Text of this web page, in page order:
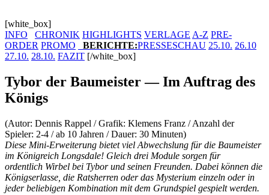
[white_box]
INFO
CHRONIK HIGHLIGHTS VERLAGE A-Z PRE-
ORDER PROMO BERICHTE:PRESSESCHAU 25.10. 26.10
27.10. 28.10. FAZIT [/white_box]
Tybor der Baumeister — Im Auftrag des
Königs
(Autor: Dennis Rappel / Grafik: Klemens Franz / Anzahl der
Spieler: 2-4 / ab 10 Jahren / Dauer: 30 Minuten)
Diese Mini-Erweiterung bietet viel Abwechslung für die Baumeister
im Königreich Longsdale! Gleich drei Module sorgen für
ordentlich Wirbel bei Tybor und seinen Freunden. Dabei können die
Königserlasse, die Ratsherren oder das Mysterium einzeln oder in
jeder beliebigen Kombination mit dem Grundspiel gespielt werden.